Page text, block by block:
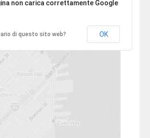
non carica correttamente Google
di questo sito web? OK